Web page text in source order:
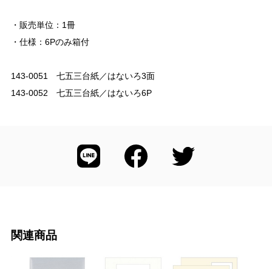
・販売単位：1冊
・仕様：6Pのみ箱付
143-0051 七五三台紙／はないろ3面
143-0052 七五三台紙／はないろ6P
関連商品